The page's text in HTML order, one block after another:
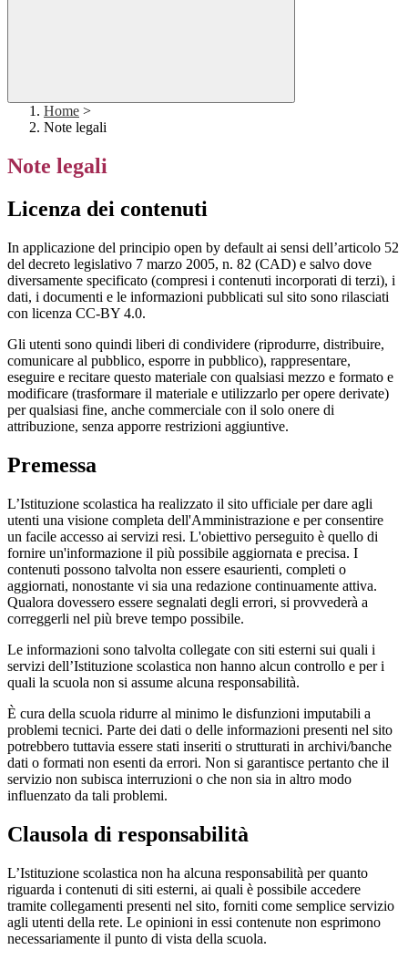
Home >
Note legali
Note legali
Licenza dei contenuti
In applicazione del principio open by default ai sensi dell’articolo 52
del decreto legislativo 7 marzo 2005, n. 82 (CAD) e salvo dove
diversamente specificato (compresi i contenuti incorporati di terzi), i
dati, i documenti e le informazioni pubblicati sul sito sono rilasciati
con licenza CC-BY 4.0.
Gli utenti sono quindi liberi di condividere (riprodurre, distribuire,
comunicare al pubblico, esporre in pubblico), rappresentare,
eseguire e recitare questo materiale con qualsiasi mezzo e formato e
modificare (trasformare il materiale e utilizzarlo per opere derivate)
per qualsiasi fine, anche commerciale con il solo onere di
attribuzione, senza apporre restrizioni aggiuntive.
Premessa
L’Istituzione scolastica ha realizzato il sito ufficiale per dare agli
utenti una visione completa dell'Amministrazione e per consentire
un facile accesso ai servizi resi. L'obiettivo perseguito è quello di
fornire un'informazione il più possibile aggiornata e precisa. I
contenuti possono talvolta non essere esaurienti, completi o
aggiornati, nonostante vi sia una redazione continuamente attiva.
Qualora dovessero essere segnalati degli errori, si provvederà a
correggerli nel più breve tempo possibile.
Le informazioni sono talvolta collegate con siti esterni sui quali i
servizi dell’Istituzione scolastica non hanno alcun controllo e per i
quali la scuola non si assume alcuna responsabilità.
È cura della scuola ridurre al minimo le disfunzioni imputabili a
problemi tecnici. Parte dei dati o delle informazioni presenti nel sito
potrebbero tuttavia essere stati inseriti o strutturati in archivi/banche
dati o formati non esenti da errori. Non si garantisce pertanto che il
servizio non subisca interruzioni o che non sia in altro modo
influenzato da tali problemi.
Clausola di responsabilità
L’Istituzione scolastica non ha alcuna responsabilità per quanto
riguarda i contenuti di siti esterni, ai quali è possibile accedere
tramite collegamenti presenti nel sito, forniti come semplice servizio
agli utenti della rete. Le opinioni in essi contenute non esprimono
necessariamente il punto di vista della scuola.